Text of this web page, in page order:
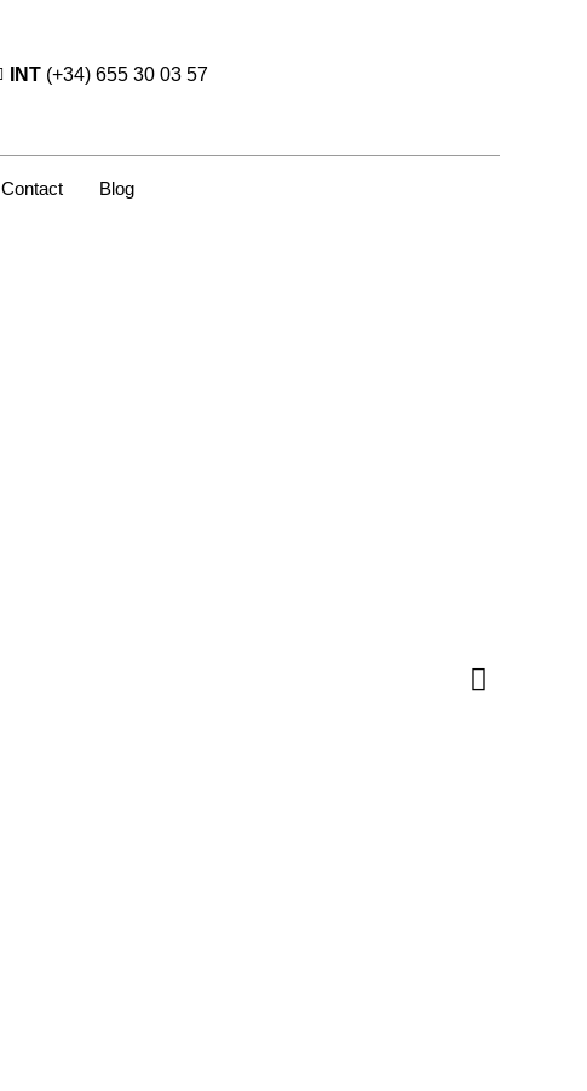
INT (+34) 655 30 03 57
Contact Blog